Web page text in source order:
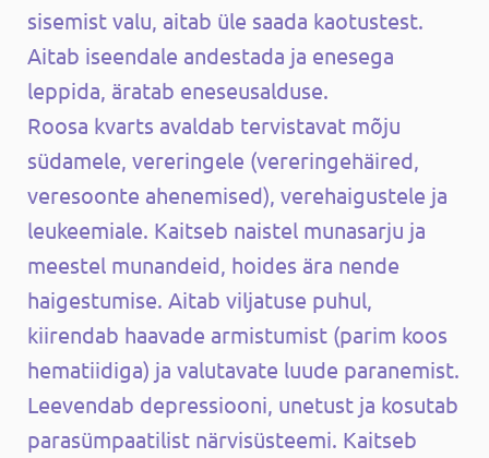
sisemist valu, aitab üle saada kaotustest.
Aitab iseendale andestada ja enesega
leppida, äratab eneseusalduse.
Roosa kvarts avaldab tervistavat mõju
südamele, vereringele (vereringehäired,
veresoonte ahenemised), verehaigustele ja
leukeemiale. Kaitseb naistel munasarju ja
meestel munandeid, hoides ära nende
haigestumise. Aitab viljatuse puhul,
kiirendab haavade armistumist (parim koos
hematiidiga) ja valutavate luude paranemist.
Leevendab depressiooni, unetust ja kosutab
parasümpaatilist närvisüsteemi. Kaitseb